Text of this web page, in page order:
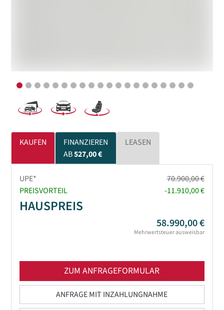
KAUFEN
FINANZIEREN
AB527,00 €
LEASEN
UPE*
70.900,00 €
PREISVORTEIL
-11.910,00 €
HAUSPREIS
58.990,00 €
Mehrwertsteuer ausweisbar
ZUM ANFRAGEFORMULAR
ANFRAGE MIT INZAHLUNGNAHME